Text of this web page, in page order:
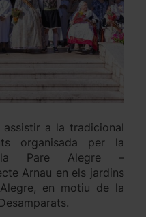
assistir a la tradicional
organisada per la
Pare Alegre –
Arnau en els jardins
en motiu de la